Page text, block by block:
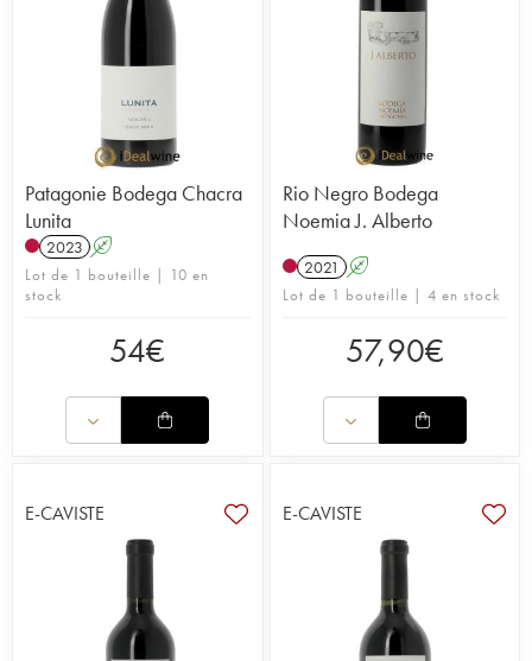
Patagonie Bodega Chacra
Lunita
2023 A
Lot de 1 bouteille | 10 en
stock
54€
Rio Negro Bodega
Noemia J. Alberto
2021 A
Lot de 1 bouteille | 4 en stock
57,90€
E-CAVISTE E-CAVISTE